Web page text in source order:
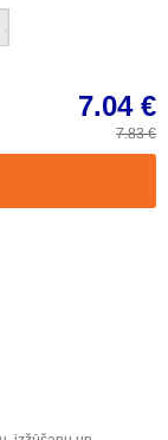
7.04€
7.83€